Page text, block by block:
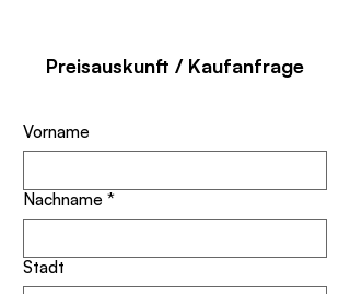
Preisauskunft / Kaufanfrage
Vorname
Nachname *
Stadt